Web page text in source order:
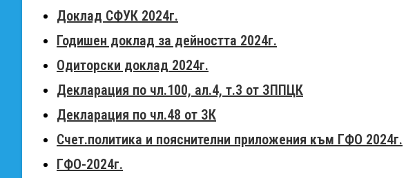
Доклад СФУК 2024г.
Годишен доклад за дейността 2024г.
Одиторски доклад 2024г.
Декларация по чл.100, ал.4, т.3 от ЗППЦК
Декларация по чл.48 от ЗК
Счет.политика и пояснителни приложения към ГФО 2024г.
ГФО-2024г.